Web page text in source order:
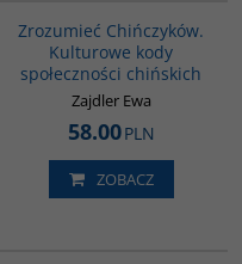
Zrozumieć Chińczyków.
Kulturowe kody
społeczności chińskich
Zajdler Ewa
58.00PLN
ZOBACZ